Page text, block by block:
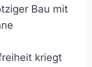
Bau mit
kriegt